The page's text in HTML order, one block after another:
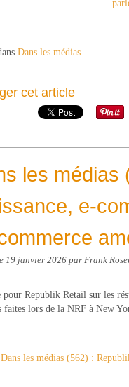
Dans les médias
cet article
les médias
e-
19 janvier 2026 par Frank
Republik Retail sur les
faites lors de la NRF à New